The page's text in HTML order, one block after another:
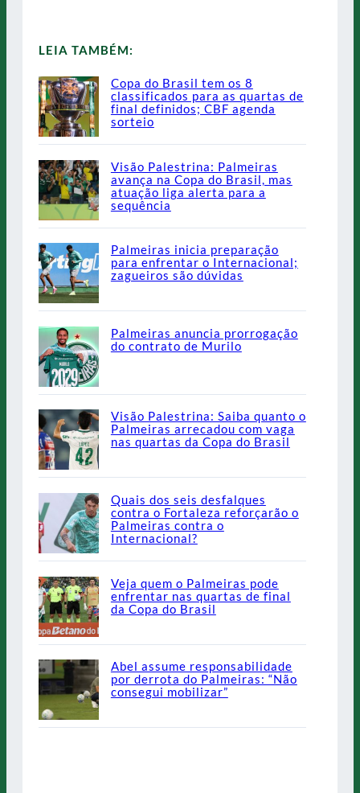
LEIA TAMBÉM:
Copa do Brasil tem os 8
classificados para as quartas de
final definidos; CBF agenda
sorteio
Visão Palestrina: Palmeiras
avança na Copa do Brasil, mas
atuação liga alerta para a
sequência
Palmeiras inicia preparação
para enfrentar o Internacional;
zagueiros são dúvidas
Palmeiras anuncia prorrogação
do contrato de Murilo
Visão Palestrina: Saiba quanto o
Palmeiras arrecadou com vaga
nas quartas da Copa do Brasil
Quais dos seis desfalques
contra o Fortaleza reforçarão o
Palmeiras contra o
Internacional?
Veja quem o Palmeiras pode
enfrentar nas quartas de final
da Copa do Brasil
Abel assume responsabilidade
por derrota do Palmeiras: “Não
consegui mobilizar”